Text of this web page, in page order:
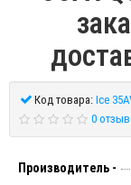
Код товара: Ice
0
Производитель -